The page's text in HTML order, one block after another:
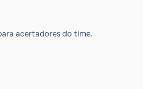
acertadores do time.